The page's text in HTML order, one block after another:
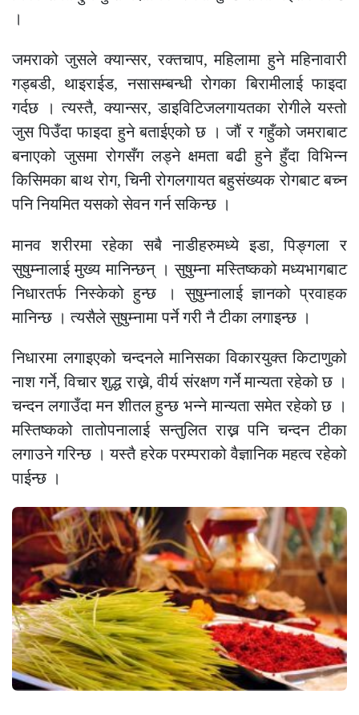
।
जमराको जुसले क्यान्सर, रक्तचाप, महिलामा हुने महिनावारी
गड्बडी, थाइराईड, नसासम्बन्धी रोगका बिरामीलाई फाइदा
गर्दछ । त्यस्तै, क्यान्सर, डाइविटिजलगायतका रोगीले यस्तो
जुस पिउँदा फाइदा हुने बताईएको छ । जौं र गहुँको जमराबाट
बनाएको जुसमा रोगसँग लड्ने क्षमता बढी हुने हुँदा विभिन्न
किसिमका बाथ रोग, चिनी रोगलगायत बहुसंख्यक रोगबाट बच्न
पनि नियमित यसको सेवन गर्न सकिन्छ ।
मानव शरीरमा रहेका सबै नाडीहरुमध्ये इडा, पिङ्गला र
सुषुम्नालाई मुख्य मानिन्छन् । सुषुम्ना मस्तिष्कको मध्यभागबाट
निधारतर्फ निस्केको हुन्छ । सुषुम्नालाई ज्ञानको प्रवाहक
मानिन्छ । त्यसैले सुषुम्नामा पर्ने गरी नै टीका लगाइन्छ ।
निधारमा लगाइएको चन्दनले मानिसका विकारयुक्त किटाणुको
नाश गर्ने, विचार शुद्ध राख्ने, वीर्य संरक्षण गर्ने मान्यता रहेको छ ।
चन्दन लगाउँदा मन शीतल हुन्छ भन्ने मान्यता समेत रहेको छ ।
मस्तिष्कको तातोपनालाई सन्तुलित राख्न पनि चन्दन टीका
लगाउने गरिन्छ । यस्तै हरेक परम्पराको वैज्ञानिक महत्व रहेको
पाईन्छ ।